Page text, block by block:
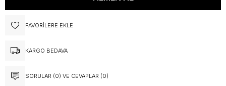
FAVORILERE EKLE
KARGO BEDAVA
SORULAR (0) VE CEVAPLAR (0)